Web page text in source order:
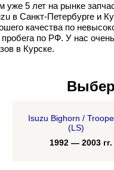
уже 5 лет на рынке
в Санкт-Петербурге и
качества по
по РФ. У нас
в Курске.
Isuzu Bighorn /
(LS)
1992 — 2003 гг.